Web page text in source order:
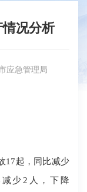
情况分析
应急管理局
起，同比减少
少2人，下降